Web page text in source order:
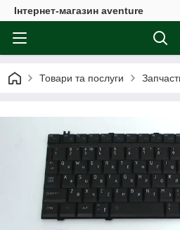
Інтернет-магазин aventure
Товари та послуги